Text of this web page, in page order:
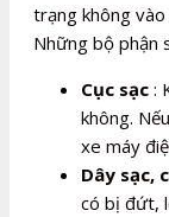
trạng không vào
Những bộ phận
Cục sạc :
không.
xe máy
Dây sạc,
có bị đứt,